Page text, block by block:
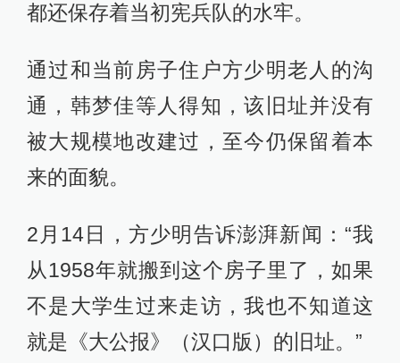
都还保存着当初宪兵队的水牢。
通过和当前房子住户方少明老人的沟
通，韩梦佳等人得知，该旧址并没有
被大规模地改建过，至今仍保留着本
来的面貌。
2月14日，方少明告诉澎湃新闻：“我
从1958年就搬到这个房子里了，如果
不是大学生过来走访，我也不知道这
就是《大公报》（汉口版）的旧址。”